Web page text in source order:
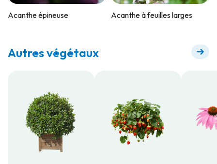
Acanthe épineuse Acanthe à feuilles larges
Autres végétaux